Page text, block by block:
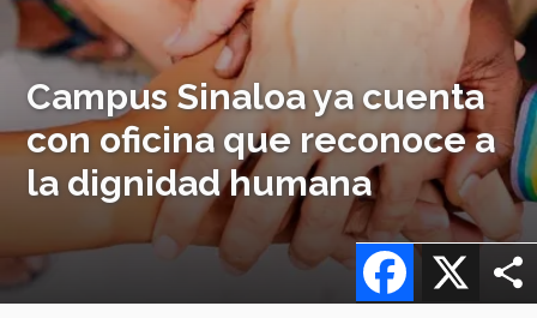
Campus Sinaloa ya cuenta
con oficina que reconoce a
la dignidad humana
X
Facebook